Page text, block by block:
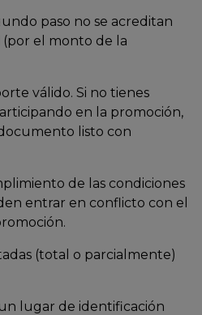
paso no se acreditan
(por el monto de la
válido. Si no tienes
en la promoción,
listo con
de las condiciones
entrar en conflicto con el
(total o parcialmente)
lugar de identificación